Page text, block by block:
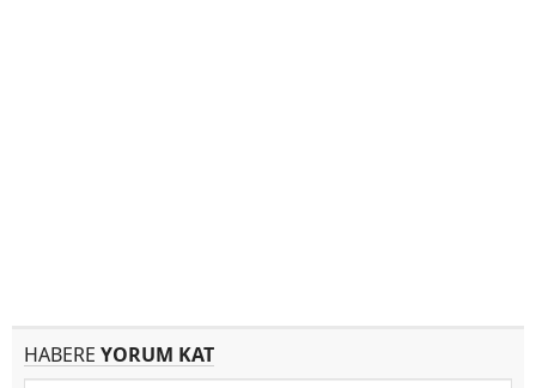
HABERE YORUM KAT